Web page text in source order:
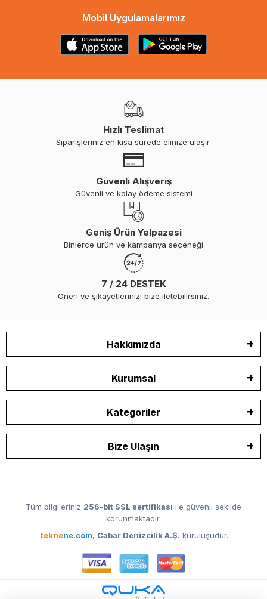
Mobil Uygulamalarımız
Hızlı Teslimat
Siparişleriniz en kısa sürede elinize ulaşır.
Güvenli Alışveriş
Güvenli ve kolay ödeme sistemi
Geniş Ürün Yelpazesi
Binlerce ürün ve kampanya seçeneği
7 / 24 DESTEK
Öneri ve şikayetlerinizi bize iletebilirsiniz.
Hakkımızda
Kurumsal
Kategoriler
Bize Ulaşın
Tüm bilgileriniz 256-bit SSL sertifikası ile güvenli şekilde
korunmaktadır.
teknene.com, Cabar Denizcilik A.Ş. kuruluşudur.